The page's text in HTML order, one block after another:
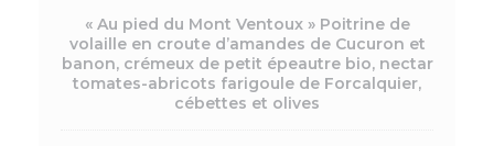
« Au pied du Mont Ventoux » Poitrine de
volaille en croute d’amandes de Cucuron et
banon, crémeux de petit épeautre bio, nectar
tomates-abricots farigoule de Forcalquier,
cébettes et olives